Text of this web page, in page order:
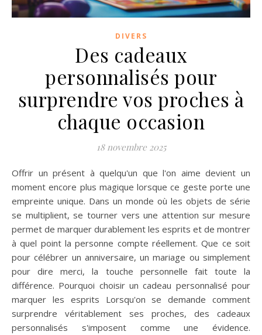
DIVERS
Des cadeaux
personnalisés pour
surprendre vos proches à
chaque occasion
18 novembre 2025
Offrir un présent à quelqu'un que l'on aime devient un
moment encore plus magique lorsque ce geste porte une
empreinte unique. Dans un monde où les objets de série
se multiplient, se tourner vers une attention sur mesure
permet de marquer durablement les esprits et de montrer
à quel point la personne compte réellement. Que ce soit
pour célébrer un anniversaire, un mariage ou simplement
pour dire merci, la touche personnelle fait toute la
différence. Pourquoi choisir un cadeau personnalisé pour
marquer les esprits Lorsqu'on se demande comment
surprendre véritablement ses proches, des cadeaux
personnalisés s'imposent comme une évidence.